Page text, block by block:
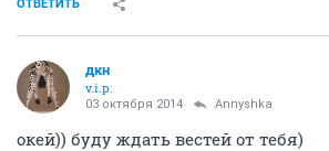
ОТВЕТИТЬ
дкн
v.i.p.
03 октября 2014 Annyshka
окей)) буду ждать вестей от тебя)